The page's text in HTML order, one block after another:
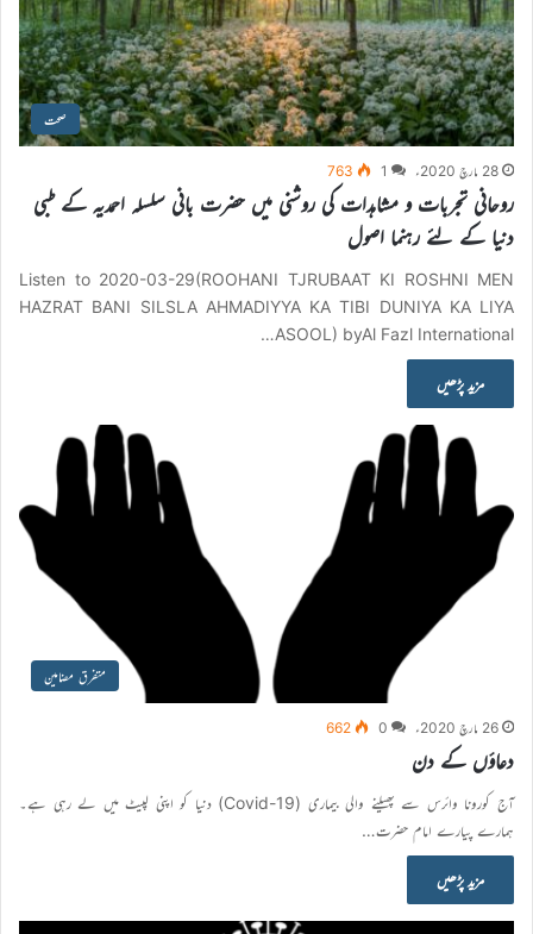
صحت
28 مارچ 2020ء 1
763
روحانی تجربات و مشاہدات کی روشنی میں حضرت بانی سلسلہ احمدیہ کے طبی
دنیا کے لئے رہنما اصول
Listen to 2020-03-29(ROOHANI TJRUBAAT KI ROSHNI MEN
HAZRAT BANI SILSLA AHMADIYYA KA TIBI DUNIYA KA LIYA
ASOOL) byAl Fazl International…
مزید پڑھیں
متفرق مضامین
26 مارچ 2020ء 0
662
دعاؤں کے دن
آج کورونا وائرس سے پھیلنے والی بیماری (Covid-19) دنیا کو اپنی لپیٹ میں لے رہی ہے۔
ہمارے پیارے امام حضرت…
مزید پڑھیں